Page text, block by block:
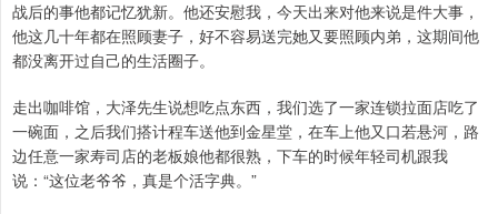
战后的事他都记忆犹新。他还安慰我，今天出来对他来说是件大事，
他这几十年都在照顾妻子，好不容易送完她又要照顾内弟，这期间他
都没离开过自己的生活圈子。
走出咖啡馆，大泽先生说想吃点东西，我们选了一家连锁拉面店吃了
一碗面，之后我们搭计程车送他到金星堂，在车上他又口若悬河，路
边任意一家寿司店的老板娘他都很熟，下车的时候年轻司机跟我
说：“这位老爷爷，真是个活字典。”